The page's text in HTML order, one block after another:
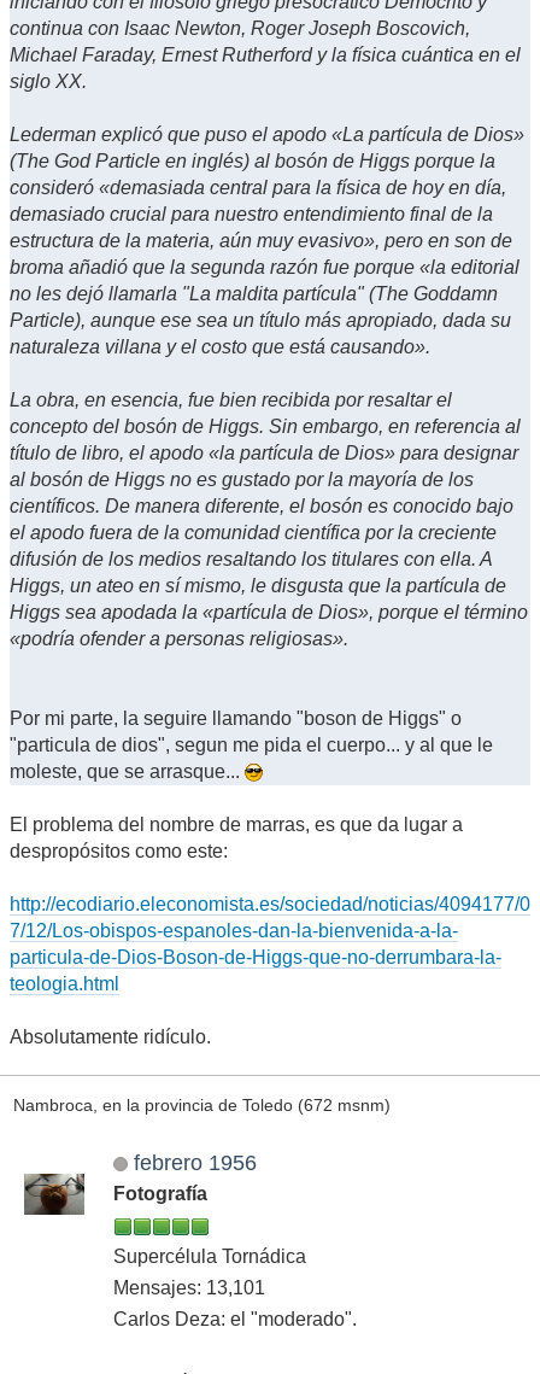
continua con Isaac Newton, Roger Joseph Boscovich,
Michael Faraday, Ernest Rutherford y la física cuántica en el
siglo XX.
Lederman explicó que puso el apodo «La partícula de Dios»
(The God Particle en inglés) al bosón de Higgs porque la
consideró «demasiada central para la física de hoy en día,
demasiado crucial para nuestro entendimiento final de la
estructura de la materia, aún muy evasivo», pero en son de
broma añadió que la segunda razón fue porque «la editorial
no les dejó llamarla "La maldita partícula" (The Goddamn
Particle), aunque ese sea un título más apropiado, dada su
naturaleza villana y el costo que está causando».
La obra, en esencia, fue bien recibida por resaltar el
concepto del bosón de Higgs. Sin embargo, en referencia al
título de libro, el apodo «la partícula de Dios» para designar
al bosón de Higgs no es gustado por la mayoría de los
científicos. De manera diferente, el bosón es conocido bajo
el apodo fuera de la comunidad científica por la creciente
difusión de los medios resaltando los titulares con ella. A
Higgs, un ateo en sí mismo, le disgusta que la partícula de
Higgs sea apodada la «partícula de Dios», porque el término
«podría ofender a personas religiosas».
Por mi parte, la seguire llamando "boson de Higgs" o
"particula de dios", segun me pida el cuerpo... y al que le
moleste, que se arrasque...
El problema del nombre de marras, es que da lugar a
despropósitos como este:
http://ecodiario.eleconomista.es/sociedad/noticias/4094177/0
7/12/Los-obispos-espanoles-dan-la-bienvenida-a-la-
particula-de-Dios-Boson-de-Higgs-que-no-derrumbara-la-
teologia.html
Absolutamente ridículo.
Nambroca, en la provincia de Toledo (672 msnm)
febrero 1956
Fotografía
Supercélula Tornádica
Mensajes: 13,101
Carlos Deza: el "moderado".